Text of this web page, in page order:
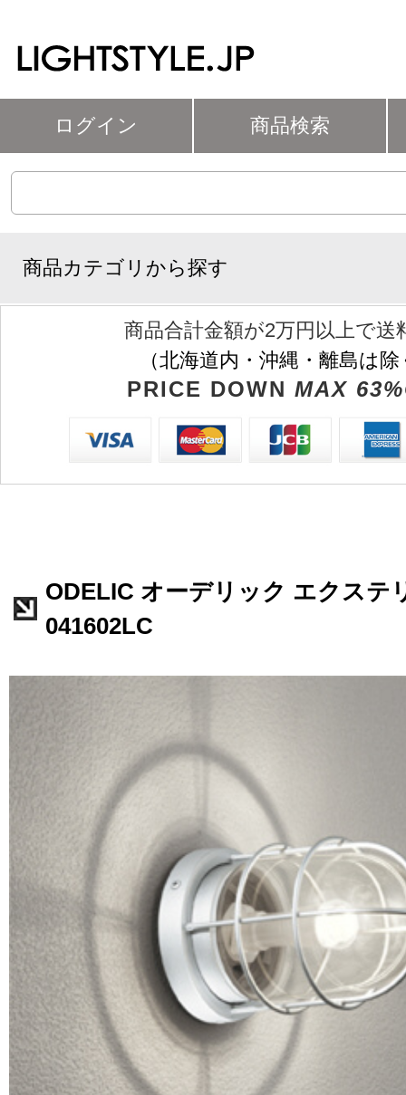
ログイン 商品検索
商品カテゴリから探す
商品合計金額が2万円以上で送
（北海道内・沖縄・離島は
PRICE DOWN MAX
ODELIC オーデリック エクステ
041602LC